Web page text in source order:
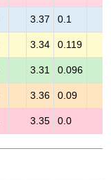
3.37 0.1
3.34 0.119
3.31 0.096
3.36 0.09
3.35 0.0